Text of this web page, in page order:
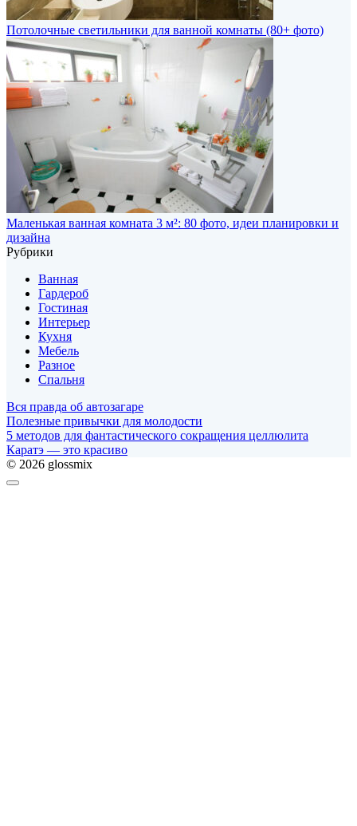
Потолочные светильники для ванной комнаты (80+ фото)
Маленькая ванная комната 3 м²: 80 фото, идеи планировки и
дизайна
Рубрики
Ванная
Гардероб
Гостиная
Интерьер
Кухня
Мебель
Разное
Спальня
Вся правда об автозагаре
Полезные привычки для молодости
5 методов для фантастического сокращения целлюлита
Каратэ — это красиво
© 2026 glossmix